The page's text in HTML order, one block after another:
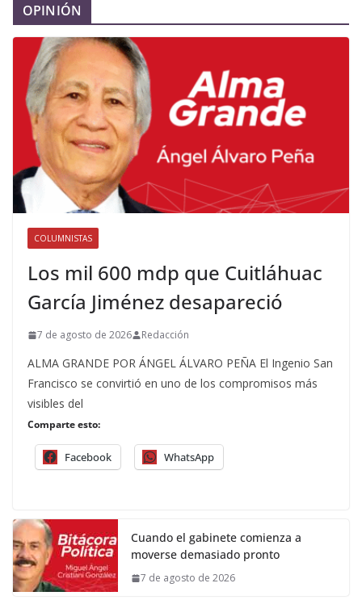
OPINIÓN
COLUMNISTAS
Los mil 600 mdp que Cuitláhuac
García Jiménez desapareció
7 de agosto de 2026 Redacción
ALMA GRANDE POR ÁNGEL ÁLVARO PEÑA El Ingenio San
Francisco se convirtió en uno de los compromisos más
visibles del
Comparte esto:
Facebook WhatsApp
Cuando el gabinete comienza a
moverse demasiado pronto
7 de agosto de 2026